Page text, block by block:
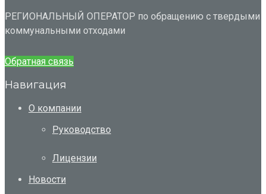
РЕГИОНАЛЬНЫЙ ОПЕРАТОР по обращению с твердыми
коммунальными отходами
Обратная связь
Навигация
О компании
Руководство
Лицензии
Новости